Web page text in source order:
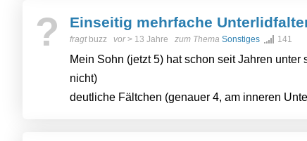
? Einseitig mehrfache
fragt buzz vor> 13 Jahre zum Thema Sonstiges 141
Mein Sohn (jetzt 5) hat schon seit Jahren
nicht)
deutliche Fältchen (genauer 4, am inneren